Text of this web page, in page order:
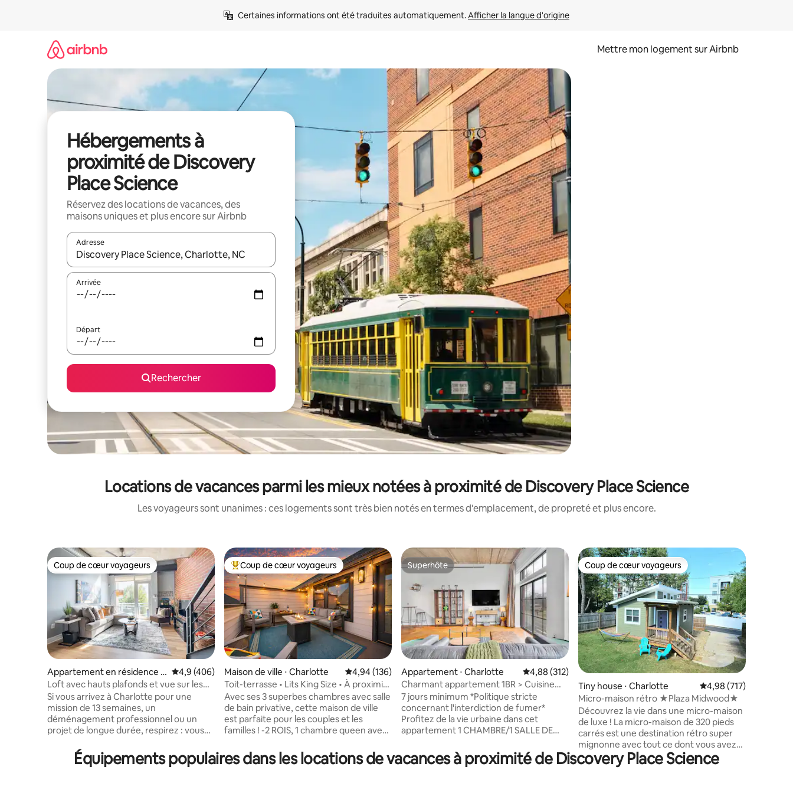
Certaines informations ont été traduites automatiquement. Afficher la langue d'origine
Mettre mon logement sur Airbnb
Hébergements à
proximité de Discovery
Place Science
Réservez des locations de vacances, des
maisons uniques et plus encore sur Airbnb
Adresse
Lorsque les résultats s'affichent, utilisez les flèches vers le haut et vers le bas pour les parcourir ou en appuyant et en faisant glisser.
Arrivée
Départ
Rechercher
Locations de vacances parmi les mieux notées à proximité de Discovery Place Science
Les voyageurs sont unanimes : ces logements sont très bien notés en termes d'emplacement, de propreté et plus encore.
Coup de cœur voyageurs
Coup de cœur voyageurs
Appartement en résidence ⋅
Charlotte
Évaluation moyenne sur la base de 406 commentaires : 4,9 sur 5
4,9 (406)
Loft avec hauts plafonds et vue sur les
lumières de la ville
Si vous arrivez à Charlotte pour une
mission de 13 semaines, un
déménagement professionnel ou un
projet de longue durée, respirez : vous
installer. Bienvenue dans le loft meublé
de premier choix d'Uptown Charlotte,
Coups de cœur voyageurs les plus appréciés
Coup de cœur voyageurs
Maison de ville ⋅ Charlotte Évaluation moyenne sur la base de 136 commentaires : 4,94 sur 5
4,94 (136)
Toit-terrasse • Lits King Size • À proximité
du métro léger et de LoSo
Avec ses 3 superbes chambres avec salle
de bain privative, cette maison de ville
est parfaite pour les couples et les
familles ! -2 ROIS, 1 chambre queen avec
équipée avec bar à cocktails et bar à
café, cave à vin - Toit-terrasse pour se
Superhôte
Superhôte
Appartement ⋅ Charlotte Évaluation moyenne sur la base de 312 commentaires : 4,88 sur 5
4,88 (312)
Charmant appartement 1BR > Cuisine
complète > Vie en ville
7 jours minimum *Politique stricte
concernant l'interdiction de fumer*
Profitez de la vie urbaine dans cet
appartement 1 CHAMBRE/1 SALLE DE
chambre. Internet haut débit et
télévision en direct gratuite sur un écran
Coup de cœur voyageurs
Coup de cœur voyageurs
Tiny house ⋅ Charlotte Évaluation moyenne
4,98 (717)
Micro-maison rétro ★Plaza Midwood★
Découvrez la vie dans une micro-maison
de luxe ! La micro-maison de 320 pieds
carrés est une destination rétro super
mignonne avec tout ce dont vous avez
besoin pour être à l'aise ! Elle est à un
tour de vélo rapide, à moins de 10 min à
Équipements populaires dans les locations de vacances à proximité de Discovery Place Science